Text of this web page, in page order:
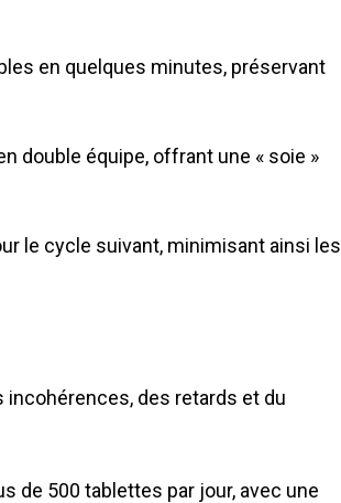
en quelques minutes, préservant
double équipe, offrant une « soie »
le cycle suivant, minimisant ainsi les
incohérences, des retards et du
de 500 tablettes par jour, avec une